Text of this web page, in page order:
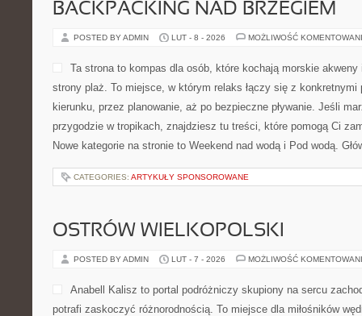
BACKPACKING NAD BRZEGIEM
POSTED BY ADMIN LUT - 8 - 2026 MOŻLIWOŚĆ
Ta strona to kompas dla osób, które kochają morskie
strony plaż. To miejsce, w którym relaks łączy się z konkretnymi
kierunku, przez planowanie, aż po bezpieczne pływanie. Jeśli
przygodzie w tropikach, znajdziesz tu treści, które pomogą Ci
Nowe kategorie na stronie to Weekend nad wodą i Pod wodą.
CATEGORIES: ARTYKUŁY SPONSOROWANE
OSTRÓW WIELKOPOLSKI
POSTED BY ADMIN LUT - 7 - 2026 MOŻLIWOŚĆ
Anabell Kalisz to portal podróżniczy skupiony na sercu
potrafi zaskoczyć różnorodnością. To miejsce dla miłośników